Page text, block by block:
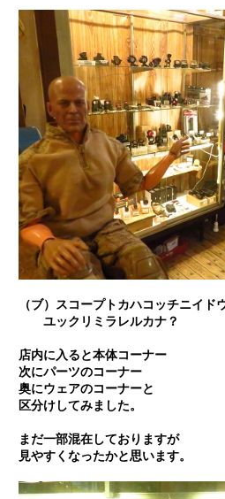
（ブ）スコープトカハコッチニイ
ユックリミラレルカナ？
店内に入ると本体コーナー
次にパーツのコーナー
奥にウェアのコーナーと
区分けしてみました。
まだ一部混在しておりますが
見やすくなったかと思います。